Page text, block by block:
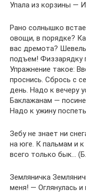
Упала из корзины —
Рано солнышко
овощи, в порядке?
вас дремота?
подъем! Физзарядку
Упражнение такое:
проснись. Сбрось с
день. Надо к вечеру
Баклажанам —
Надо к ужину
Зебу не знает ни
на юге. К пальмам и
всего только бык…
Земляничка
меня! — Оглянулась